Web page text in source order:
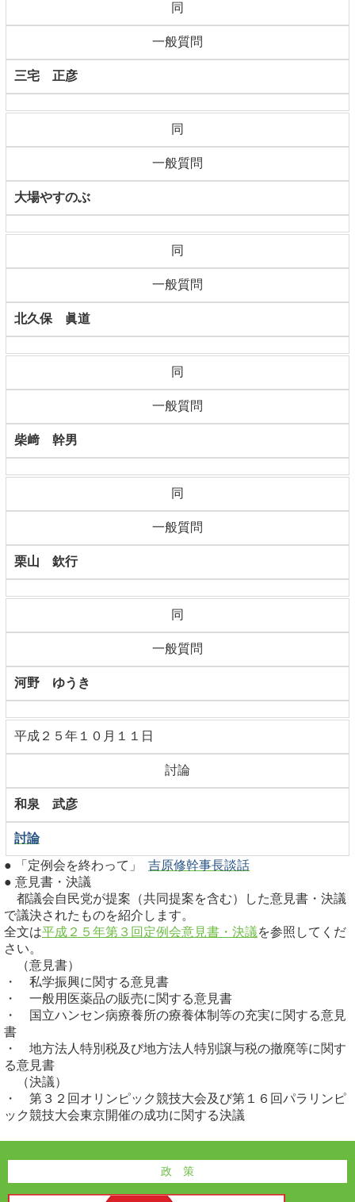
同
一般質問
三宅 正彦
同
一般質問
大場やすのぶ
同
一般質問
北久保 眞道
同
一般質問
柴﨑 幹男
同
一般質問
栗山 欽行
同
一般質問
河野 ゆうき
平成２５年１０月１１日
討論
和泉 武彦
討論
● 「定例会を終わって」 吉原修幹事長談話
● 意見書・決議
都議会自民党が提案（共同提案を含む）した意見書・決議
で議決されたものを紹介します。
全文は平成２５年第３回定例会意見書・決議を参照してくだ
さい。
（意見書）
・ 私学振興に関する意見書
・ 一般用医薬品の販売に関する意見書
・ 国立ハンセン病療養所の療養体制等の充実に関する意見
書
・ 地方法人特別税及び地方法人特別譲与税の撤廃等に関す
る意見書
（決議）
・ 第３２回オリンピック競技大会及び第１６回パラリンピ
ック競技大会東京開催の成功に関する決議
政 策